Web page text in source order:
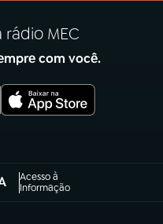
MEC
com você.
Acesso à
Informação